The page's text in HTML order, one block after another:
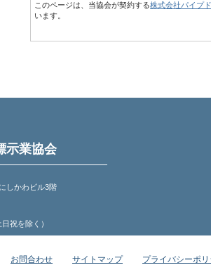
このページは、当協会が契約する株式会社パイプ
います。
示業協会
しかわビル3階
祝を除く）
お問合わせ サイトマップ プライバシーポ